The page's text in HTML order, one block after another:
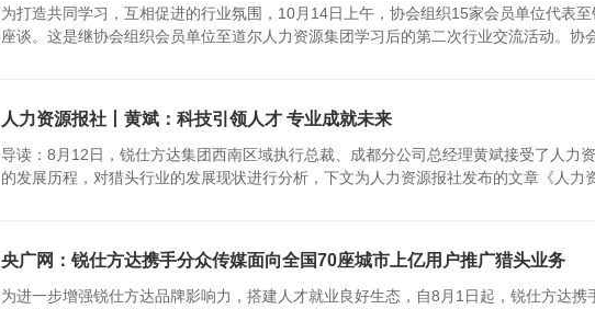
为打造共同学习，互相促进的行业氛围，10月14日上午，协会组织15家会员单位代表
座谈。这是继协会组织会员单位至道尔人力资源集团学习后的第二次行业交流活动。协
人力资源报社丨黄斌：科技引领人才 专业成就未来
导读：8月12日，锐仕方达集团西南区域执行总裁、成都分公司总经理黄斌接受了人力
的发展历程，对猎头行业的发展现状进行分析，下文为人力资源报社发布的文章《人力
央广网：锐仕方达携手分众传媒面向全国70座城市上亿用户推广猎头业务
为进一步增强锐仕方达品牌影响力，搭建人才就业良好生态，自8月1日起，锐仕方达